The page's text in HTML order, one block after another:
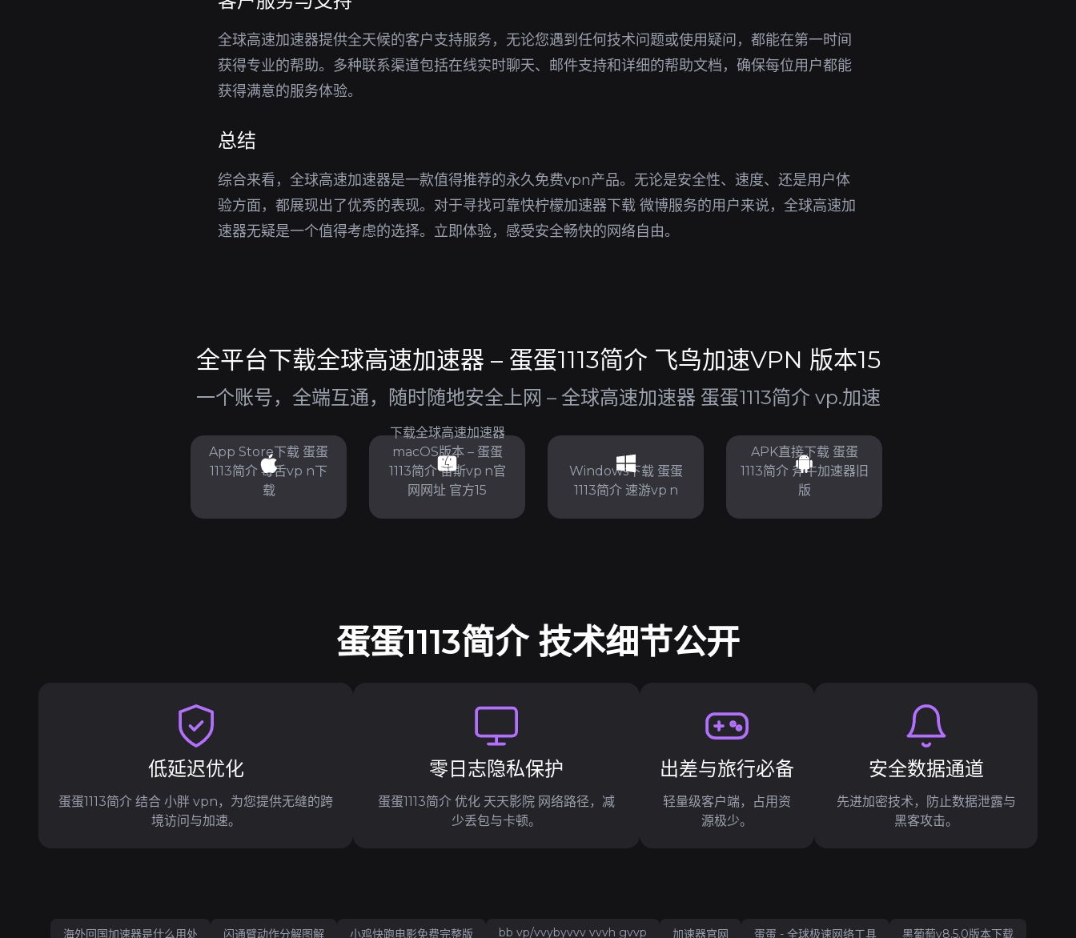
全球高速加速器提供全天候的客户支持服务，无论您遇到任何技术问题或使用疑问，都能在第一时间
获得专业的帮助。多种联系渠道包括在线实时聊天、邮件支持和详细的帮助文档，确保每位用户都能
获得满意的服务体验。
总结
综合来看，全球高速加速器是一款值得推荐的永久免费vpn产品。无论是安全性、速度、还是用户体
验方面，都展现出了优秀的表现。对于寻找可靠快柠檬加速器下载 微博服务的用户来说，全球高速加
速器无疑是一个值得考虑的选择。立即体验，感受安全畅快的网络自由。
全平台下载全球高速加速器 – 蛋蛋1113简介 飞鸟加速VPN 版本15
一个账号，全端互通，随时随地安全上网 – 全球高速加速器 蛋蛋1113简介 vp.加速
App Store下载 蛋蛋
1113简介 毒舌vp n下
载
下载全球高速加速器
macOS版本 – 蛋蛋
1113简介 宙斯vp n官
网网址 官方15
Windows下载 蛋蛋
1113简介 速游vp n
APK直接下载 蛋蛋
1113简介 斧牛加速器旧
版
蛋蛋1113简介 技术细节公开
低延迟优化
蛋蛋1113简介 结合 小胖 vpn，为您提供无缝的跨
境访问与加速。
零日志隐私保护
蛋蛋1113简介 优化 天天影院 网络路径，减
少丢包与卡顿。
出差与旅行必备
轻量级客户端，占用资
源极少。
安全数据通道
先进加密技术，防止数据泄露与
黑客攻击。
海外回国加速器是什么用处 闪通臂动作分解图解 小鸡快跑电影免费完整版 bb vp/vvybyvvv vvvh gvvp 加速器官网 蛋蛋 - 全球极速网络工具 黑葡萄v8.5.0版本下载